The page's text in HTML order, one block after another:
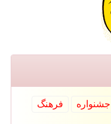
جشنواره
فرهنگ